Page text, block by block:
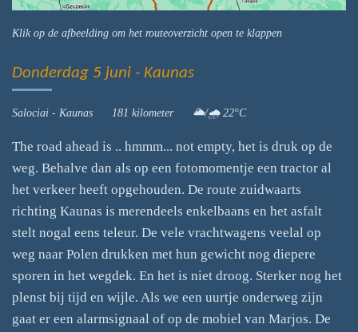
Klik op de afbeelding om het routeoverzicht open te klappen
Donderdag 5 juni - Kaunas
Salociai - Kaunas 181 kilometer 🌥️/🌧️ 22°C
The road ahead is .. hmmm... not empty, het is druk op de
weg. Behalve dan als op een fotomomentje een tractor al
het verkeer heeft opgehouden. De route zuidwaarts
richting Kaunas is merendeels enkelbaans en het asfalt
stelt nogal eens teleur. De vele vrachtwagens veelal op
weg naar Polen drukken met hun gewicht nog diepere
sporen in het wegdek. En het is niet droog. Sterker nog het
plenst bij tijd en wijle. Als we een uurtje onderweg zijn
gaat er een alarmsignaal of op de mobiel van Marjos. De